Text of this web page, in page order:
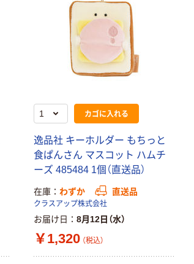
カゴに入れる
逸品社 キーホルダー もちっと
食ぱんさん マスコット ハムチ
ーズ 485484 1個（直送品）
在庫 わずか 直送品
クラスアップ株式会社
お届け日 8月12日（水）
￥1,320 （税込）